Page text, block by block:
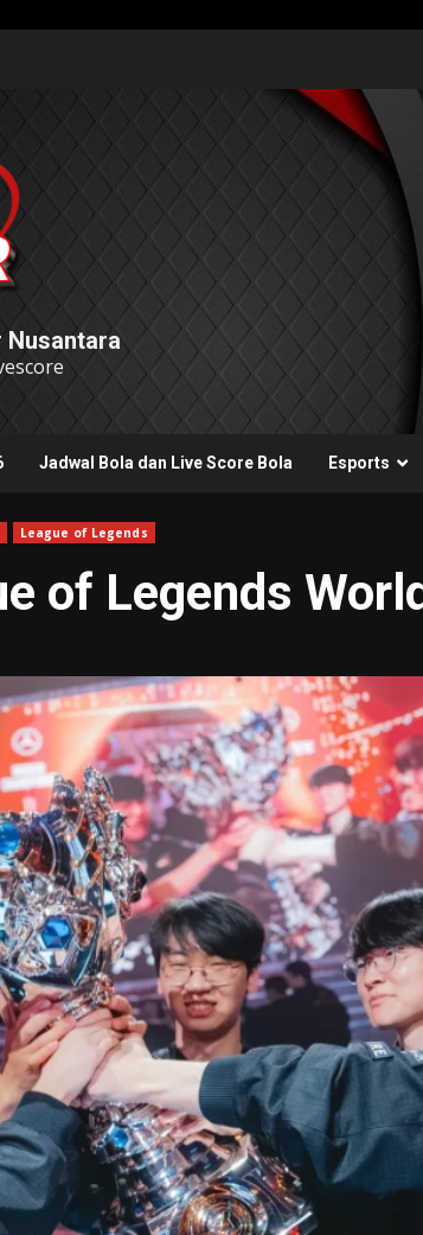
Nusantara
Jadwal Bola dan Live Score Bola Esports
League of Legends
of Legends